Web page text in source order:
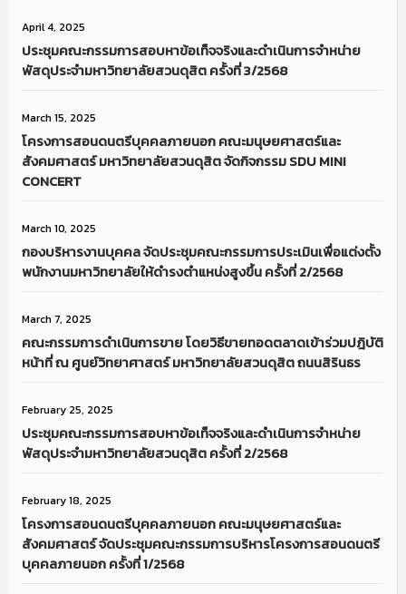
April 4, 2025
ประชุมคณะกรรมการสอบหาข้อเท็จจริงและดำเนินการจำหน่าย
พัสดุประจำมหาวิทยาลัยสวนดุสิต ครั้งที่ 3/2568
March 15, 2025
โครงการสอนดนตรีบุคคลภายนอก คณะมนุษยศาสตร์และ
สังคมศาสตร์ มหาวิทยาลัยสวนดุสิต จัดกิจกรรม SDU MINI
CONCERT
March 10, 2025
กองบริหารงานบุคคล จัดประชุมคณะกรรมการประเมินเพื่อแต่งตั้ง
พนักงานมหาวิทยาลัยให้ดำรงตำแหน่งสูงขึ้น ครั้งที่ 2/2568
March 7, 2025
คณะกรรมการดำเนินการขาย โดยวิธีขายทอดตลาดเข้าร่วมปฎิบัติ
หน้าที่ ณ ศูนย์วิทยาศาสตร์ มหาวิทยาลัยสวนดุสิต ถนนสิรินธร
February 25, 2025
ประชุมคณะกรรมการสอบหาข้อเท็จจริงและดำเนินการจำหน่าย
พัสดุประจำมหาวิทยาลัยสวนดุสิต ครั้งที่ 2/2568
February 18, 2025
โครงการสอนดนตรีบุคคลภายนอก คณะมนุษยศาสตร์และ
สังคมศาสตร์ จัดประชุมคณะกรรมการบริหารโครงการสอนดนตรี
บุคคลภายนอก ครั้งที่ 1/2568